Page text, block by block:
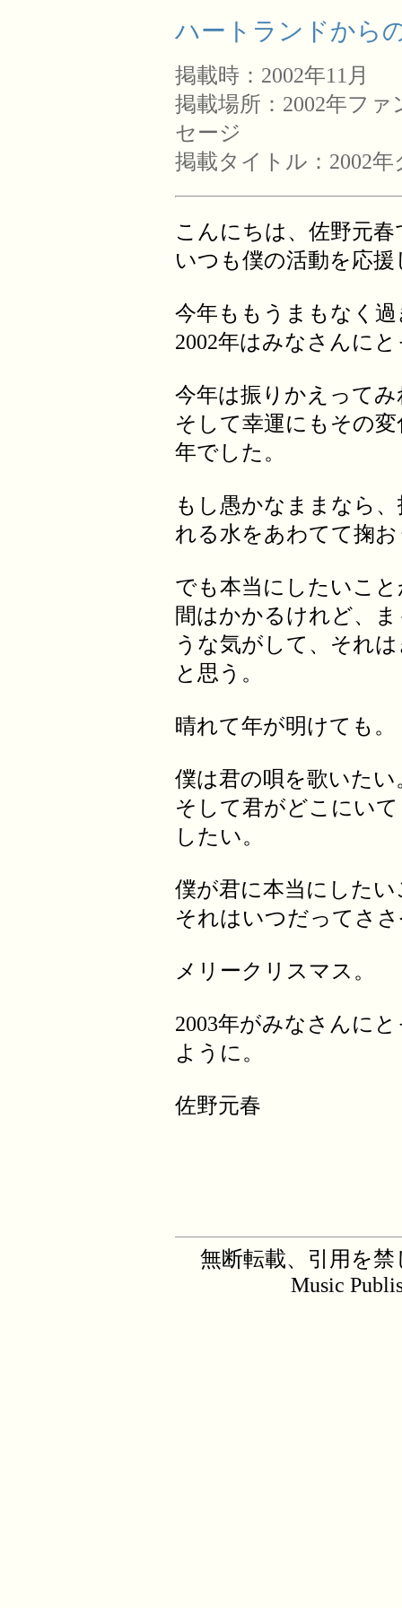
ハートランドから
掲載時：2002年11月
掲載場所：2002年フ
セージ
掲載タイトル：2002
こんにちは、佐野元
いつも僕の活動を応
今年ももうまもなく
2002年はみなさんに
今年は振りかえって
そして幸運にもその
年でした。
もし愚かなままなら
れる水をあわてて掬
でも本当にしたいこ
間はかかるけれど、
うな気がして、それ
と思う。
晴れて年が明けても。
僕は君の唄を歌いたい
そして君がどこにい
したい。
僕が君に本当にしたい
それはいつだってさ
メリークリスマス。
2003年がみなさんに
ように。
佐野元春
無断転載、引用を禁
Music